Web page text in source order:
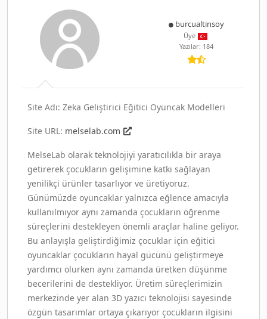
burcualtinsoy
Üye
Yazılar: 184
Site Adı: Zeka Geliştirici Eğitici Oyuncak Modelleri
Site URL: melselab.com
MelseLab olarak teknolojiyi yaratıcılıkla bir araya
getirerek çocukların gelişimine katkı sağlayan
yenilikçi ürünler tasarlıyor ve üretiyoruz.
Günümüzde oyuncaklar yalnızca eğlence amacıyla
kullanılmıyor aynı zamanda çocukların öğrenme
süreçlerini destekleyen önemli araçlar haline geliyor.
Bu anlayışla geliştirdiğimiz çocuklar için eğitici
oyuncaklar çocukların hayal gücünü geliştirmeye
yardımcı olurken aynı zamanda üretken düşünme
becerilerini de destekliyor. Üretim süreçlerimizin
merkezinde yer alan 3D yazıcı teknolojisi sayesinde
özgün tasarımlar ortaya çıkarıyor çocukların ilgisini